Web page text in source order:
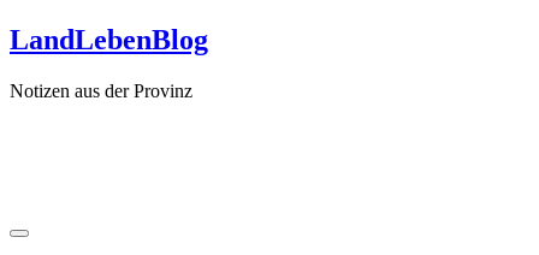
Zum
Inhalt
LandLebenBlog
Notizen aus der Provinz